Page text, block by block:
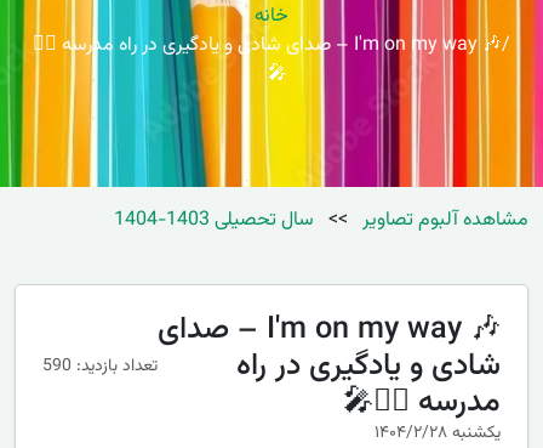
خانه
🎶 I'm on my way – صدای شادی و یادگیری در راه مدرسه 🚶‍♀️
🎤
مشاهده آلبوم تصاویر >> سال تحصیلی 1403-1404
🎶 I'm on my way – صدای
شادی و یادگیری در راه
مدرسه 🚶‍♀️🎤
تعداد بازدید: 590
یکشنبه ۱۴۰۴/۲/۲۸